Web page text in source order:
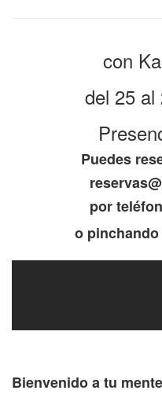
con
del 25 al
Puedes
por
o
Bienvenido a tu mente